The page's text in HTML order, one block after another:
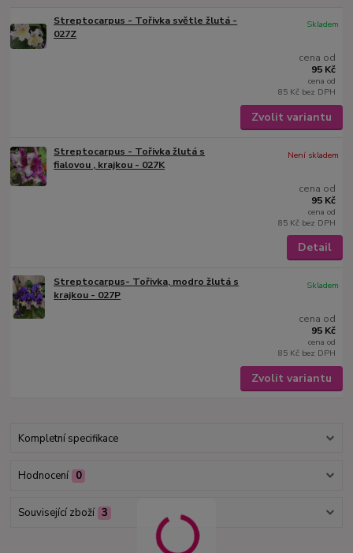
Streptocarpus - Tořivka světle žlutá -
027Z
cena od
95 Kč
cena od
85 Kč bez DPH
Skladem
Zvolit variantu
Streptocarpus - Tořivka žlutá s
fialovou , krajkou - 027K
cena od
95 Kč
cena od
85 Kč bez DPH
Není skladem
Detail
Streptocarpus- Tořivka, modro žlutá s
krajkou - 027P
cena od
95 Kč
cena od
85 Kč bez DPH
Skladem
Zvolit variantu
Kompletní specifikace
Hodnocení 0
Související zboží 3